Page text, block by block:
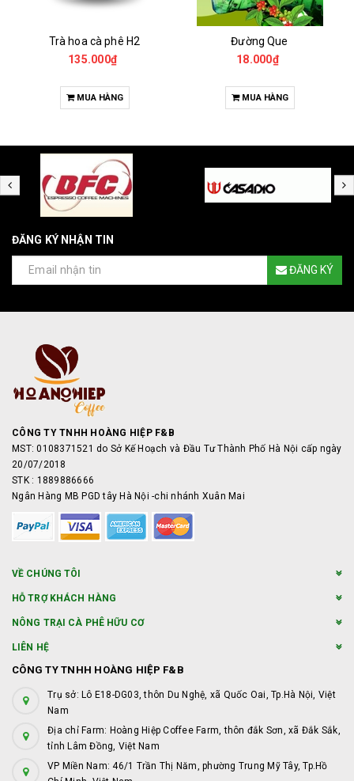
Trà hoa cà phê H2
135.000₫
MUA HÀNG
Đường Que
18.000₫
MUA HÀNG
ĐĂNG KÝ NHẬN TIN
ĐĂNG KÝ
CÔNG TY TNHH HOÀNG HIỆP F&B
MST: 0108371521 do Sở Kế Hoạch và Đầu Tư Thành Phố Hà Nội cấp ngày
20/07/2018
STK : 1889886666
Ngân Hàng MB PGD tây Hà Nội -chi nhánh Xuân Mai
VỀ CHÚNG TÔI
HỖ TRỢ KHÁCH HÀNG
NÔNG TRẠI CÀ PHÊ HỮU CƠ
LIÊN HỆ
CÔNG TY TNHH HOÀNG HIỆP F&B
Trụ sở: Lô E18-DG03, thôn Du Nghệ, xã Quốc Oai, Tp.Hà Nội, Việt
Nam
Địa chỉ Farm: Hoàng Hiệp Coffee Farm, thôn đắk Sơn, xã Đắk Sắk,
tỉnh Lâm Đồng, Việt Nam
VP Miền Nam: 46/1 Trần Thị Năm, phường Trung Mỹ Tây, Tp.Hồ